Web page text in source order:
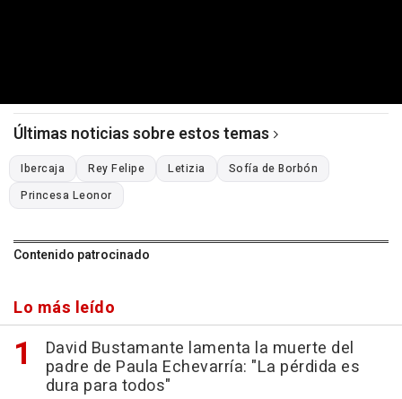
Últimas noticias sobre estos temas
Ibercaja Rey Felipe Letizia
Sofía de Borbón
Princesa Leonor
Contenido patrocinado
Lo más leído
David Bustamante lamenta la muerte del
padre de Paula Echevarría: "La pérdida es
dura para todos"